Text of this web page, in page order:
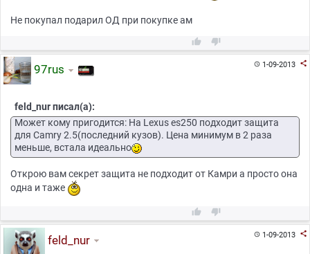
Не покупал подарил ОД при покупке ам
 
1-09-2013 
97rus
feld_nur писал(а):
Может кому пригодится: На Lexus es250 подходит защита
для Camry 2.5(последний кузов). Цена минимум в 2 раза
меньше, встала идеально
Открою вам секрет защита не подходит от Камри а просто она
одна и таже
 
1-09-2013 
feld_nur